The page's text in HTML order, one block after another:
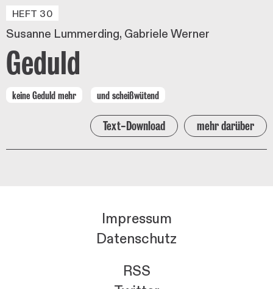
HEFT 30
Susanne Lummerding Gabriele Werner
Geduld
keine Geduld mehr und scheißwütend
Text-Download mehr darüber
Impressum
Datenschutz
RSS